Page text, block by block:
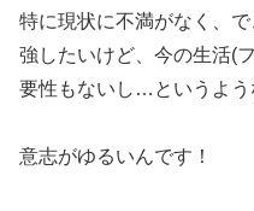
特に現状に不満がなく、
強したいけど、今の生活(
要性もないし…というよう
意志がゆるいんです！